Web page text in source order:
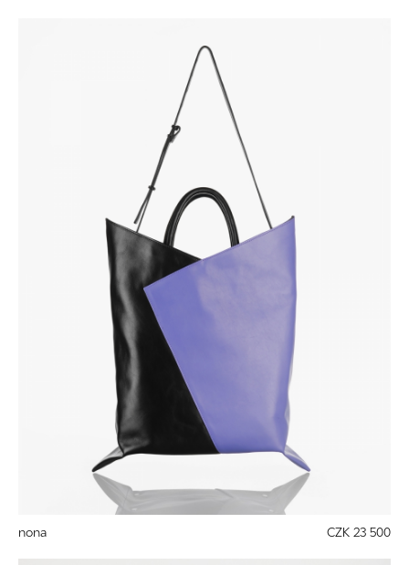
nona CZK 23 500